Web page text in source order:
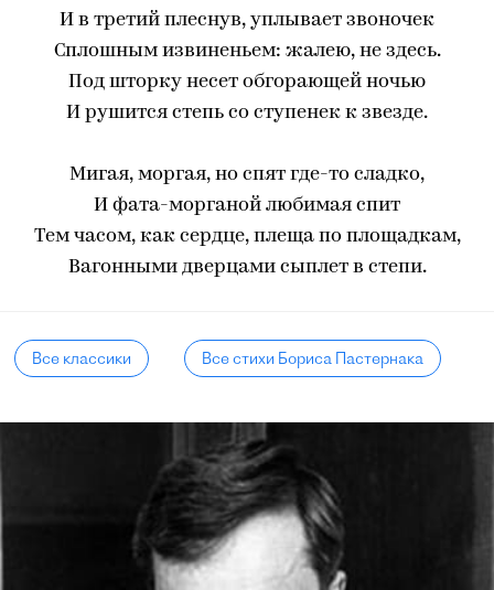
И в третий плеснув, уплывает звоночек
Сплошным извиненьем: жалею, не здесь.
Под шторку несет обгорающей ночью
И рушится степь со ступенек к звезде.
Мигая, моргая, но спят где-то сладко,
И фата-морганой любимая спит
Тем часом, как сердце, плеща по площадкам,
Вагонными дверцами сыплет в степи.
Все классики Все стихи Бориса Пастернака